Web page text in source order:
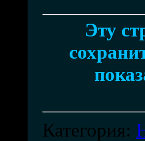
Эту
Категория: